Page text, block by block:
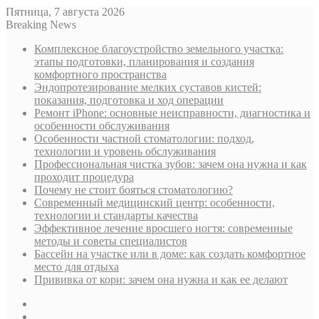
Пятница, 7 августа 2026
Breaking News
Комплексное благоустройство земельного участка:
этапы подготовки, планирования и создания
комфортного пространства
Эндопротезирование мелких суставов кистей:
показания, подготовка и ход операции
Ремонт iPhone: основные неисправности, диагностика и
особенности обслуживания
Особенности частной стоматологии: подход,
технологии и уровень обслуживания
Профессиональная чистка зубов: зачем она нужна и как
проходит процедура
Почему не стоит бояться стоматологию?
Современный медицинский центр: особенности,
технологии и стандарты качества
Эффективное лечение вросшего ногтя: современные
методы и советы специалистов
Бассейн на участке или в доме: как создать комфортное
место для отдыха
Прививка от кори: зачем она нужна и как ее делают